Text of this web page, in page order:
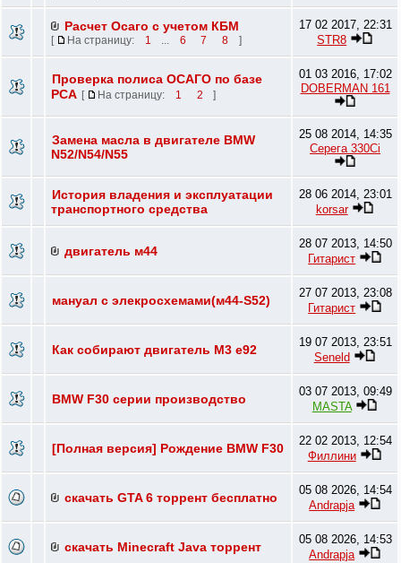
Расчет Осаго с учетом КБМ
[ На страницу: 1 ... 6 7 8 ]
17 02 2017, 22:31
STR8
Проверка полиса ОСАГО по базе
РСА [ На страницу: 1 2 ]
01 03 2016, 17:02
DOBERMAN 161
Замена масла в двигателе BMW
N52/N54/N55
25 08 2014, 14:35
Серега 330Ci
История владения и эксплуатации
транспортного средства
28 06 2014, 23:01
korsar
двигатель м44
28 07 2013, 14:50
Гитарист
мануал с элекросхемами(м44-S52)
27 07 2013, 23:08
Гитарист
Как собирают двигатель М3 е92
19 07 2013, 23:51
Seneld
BMW F30 серии производство
03 07 2013, 09:49
MASTA
[Полная версия] Рождение BMW F30
22 02 2013, 12:54
Филлини
скачать GTA 6 торрент бесплатно
05 08 2026, 14:54
Andrapja
скачать Minecraft Java торрент
05 08 2026, 14:53
Andrapja